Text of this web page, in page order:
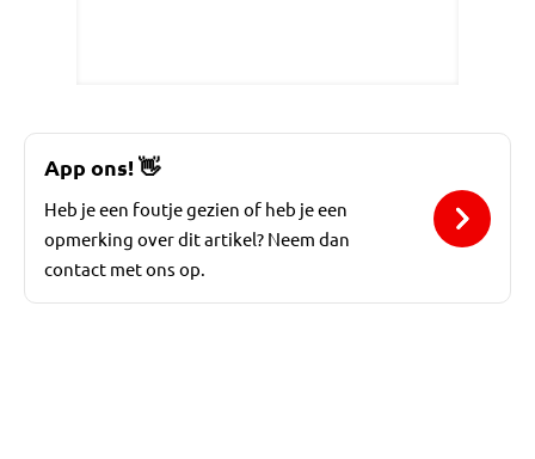
App ons!👋
Heb je een foutje gezien of heb je een
opmerking over dit artikel? Neem dan
contact met ons op.